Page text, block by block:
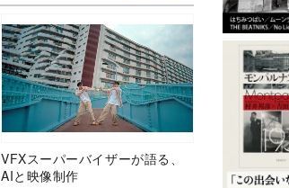
VFXスーパーバイザーが語る、
AIと映像制作